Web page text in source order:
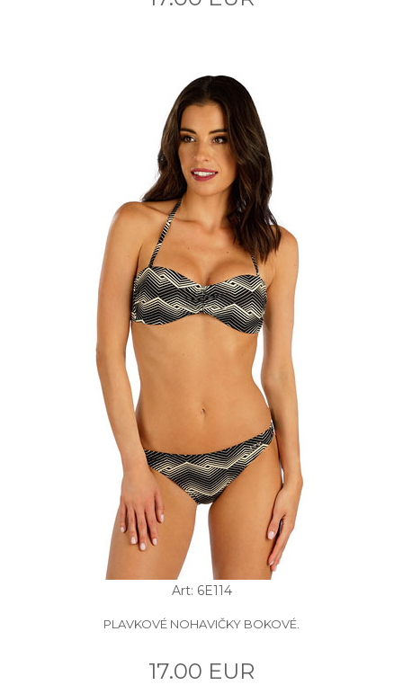
Art: 6E114
PLAVKOVÉ NOHAVIČKY BOKOVÉ.
17.00 EUR